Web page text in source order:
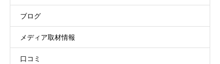
ブログ
メディア取材情報
口コミ